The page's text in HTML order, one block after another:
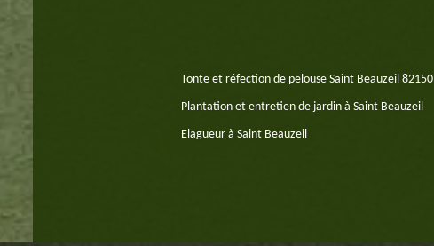
Tonte et réfection de pelouse Saint Beauzeil 82150
Plantation et entretien de jardin à Saint Beauzeil
Elagueur à Saint Beauzeil